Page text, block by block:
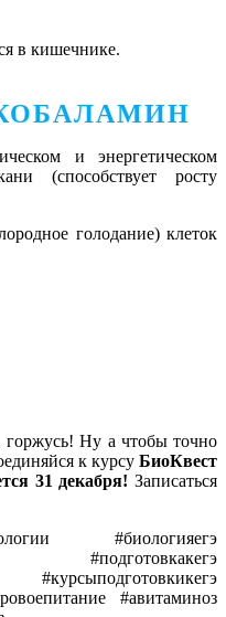
в кишечнике.
и энергетическом
(способствует росту
голодание) клеток
горжусь! Ну а чтобы точно
к курсу БиоКвест
31 декабря! Записаться
#биологияегэ
#авитаминоз